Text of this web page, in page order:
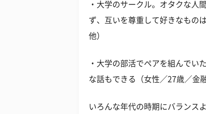
・大学のサークル。オタクな人
ず、互いを尊重して好きなもの
他）
・大学の部活でペアを組んでい
な話もできる（女性／27歳／金
いろんな年代の時期にバランス